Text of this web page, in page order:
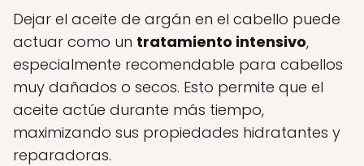
Dejar el aceite de argán en el cabello puede
actuar como un tratamiento intensivo,
especialmente recomendable para cabellos
muy dañados o secos. Esto permite que el
aceite actúe durante más tiempo,
maximizando sus propiedades hidratantes y
reparadoras.